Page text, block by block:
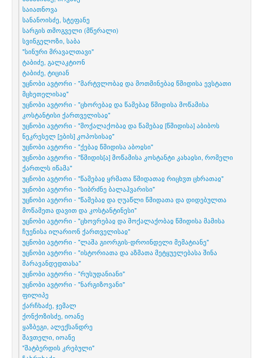
საიათნოვა
სანანოისძე, სტეფანე
სარგის თმოგველი (მწერალი)
სვინგელოზი, საბა
"სინური მრავალთავი"
ტაბიძე, გალაკტიონ
ტაბიძე, ტიციან
უცნობი ავტორი - "მარტჳლობაჲ და მოთმინებაჲ წმიდისა ევსტათი
მცხეთელისაჲ"
უცნობი ავტორი - "ცხორებაჲ და წამებაჲ წმიდისა მოწამისა
კოსტანტისი ქართველისაჲ"
უცნობი ავტორი - "მოქალაქობაჲ და წამებაჲ [წმიდისა] აბიბოს
ნეკრესელ [ების] კოპოსისაჲ"
უცნობი ავტორი - "ქებაჲ წმიდისა აბოჲსი"
უცნობი ავტორი - "წმიდის[ა] მოწამისა კოსტანტი კახაჲსი, რომელი
ქართლს იწამა"
უცნობი ავტორი - "წამებაჲ ყრმათა წმიდათაჲ რიცხჳთ ცხრათაჲ"
უცნობი ავტორი - "სიბრძნე ბალაჰვარისი"
უცნობი ავტორი - "წამებაჲ და ღუაწლი წმიდათა და დიდებულთა
მოწამეთა დავით და კოსტანტინესი"
უცნობი ავტორი - "ცხოვრებაჲ და მოქალაქობაჲ წმიდისა მამისა
ჩუენისა ილარიონ ქართველისაჲ"
უცნობი ავტორი - "ლაშა გიორგის-დროინდელი მემატიანე"
უცნობი ავტორი - "ისტორიათა და აზმათა მეტყუელებასა შინა
შარავანდედთასა"
უცნობი ავტორი - "რუსუდანიანი"
უცნობი ავტორი - "ნარგიზოვანი"
ფილიპე
ქარჩხაძე, ჯემალ
ქონქოზისძე, იოანე
ყაზბეგი, ალექსანდრე
შავთელი, იოანე
"შატბერდის კრებული"